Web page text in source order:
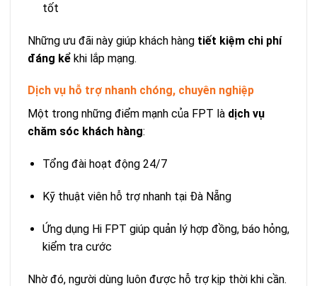
tốt
Những ưu đãi này giúp khách hàng tiết kiệm chi phí
đáng kể khi lắp mạng.
Dịch vụ hỗ trợ nhanh chóng, chuyên nghiệp
Một trong những điểm mạnh của FPT là dịch vụ
chăm sóc khách hàng:
Tổng đài hoạt động 24/7
Kỹ thuật viên hỗ trợ nhanh tại Đà Nẵng
Ứng dụng Hi FPT giúp quản lý hợp đồng, báo hỏng,
kiểm tra cước
Nhờ đó, người dùng luôn được hỗ trợ kịp thời khi cần.